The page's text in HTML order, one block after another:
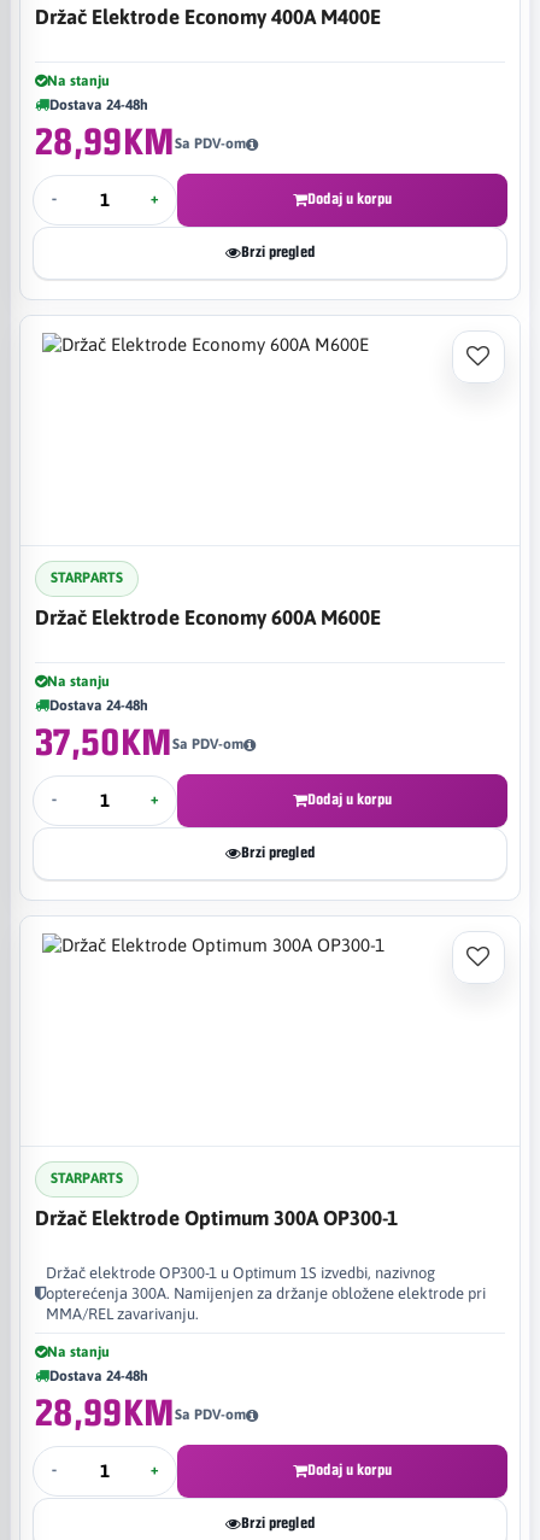
Držač Elektrode Economy 400A M400E
Na stanju
Dostava 24-48h
28,99KMSa PDV-om
- + Dodaj u korpu
Brzi pregled
STARPARTS
Držač Elektrode Economy 600A M600E
Na stanju
Dostava 24-48h
37,50KMSa PDV-om
- + Dodaj u korpu
Brzi pregled
STARPARTS
Držač Elektrode Optimum 300A OP300-1
Držač elektrode OP300-1 u Optimum 1S izvedbi, nazivnog
opterećenja 300A. Namijenjen za držanje obložene elektrode pri
MMA/REL zavarivanju.
Na stanju
Dostava 24-48h
28,99KMSa PDV-om
- + Dodaj u korpu
Brzi pregled